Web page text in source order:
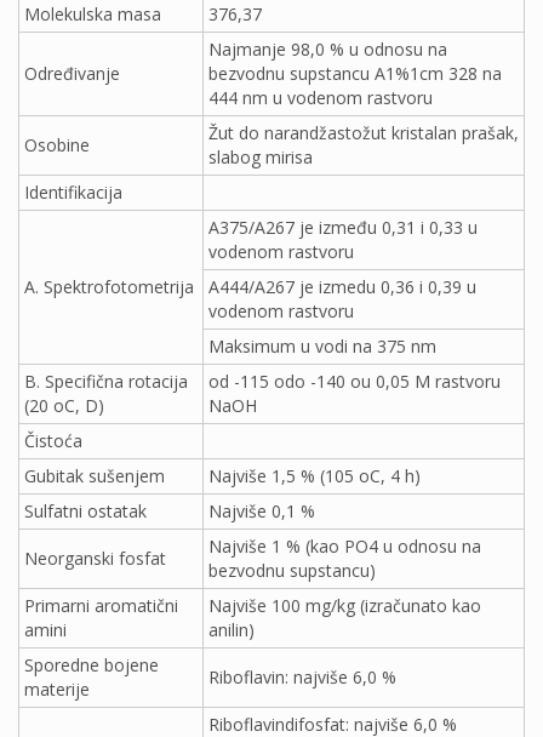
Molekulska masa
376,37
Određivanje
Najmanje 98,0 % u odnosu na
bezvodnu supstancu A1%1cm 328 na
444 nm u vodenom rastvoru
Osobine
Žut do narandžastožut kristalan prašak,
slabog mirisa
Identifikacija
A. Spektrofotometrija
A375/A267 je između 0,31 i 0,33 u
vodenom rastvoru
A444/A267 je izmedu 0,36 i 0,39 u
vodenom rastvoru
Maksimum u vodi na 375 nm
B. Specifična rotacija
(20 oC, D)
od -115 odo -140 ou 0,05 M rastvoru
NaOH
Čistoća
Gubitak sušenjem
Najviše 1,5 % (105 oC, 4 h)
Sulfatni ostatak
Najviše 0,1 %
Neorganski fosfat
Najviše 1 % (kao PO4 u odnosu na
bezvodnu supstancu)
Primarni aromatični
amini
Najviše 100 mg/kg (izračunato kao
anilin)
Sporedne bojene
materije
Riboflavin: najviše 6,0 %
Riboflavindifosfat: najviše 6,0 %